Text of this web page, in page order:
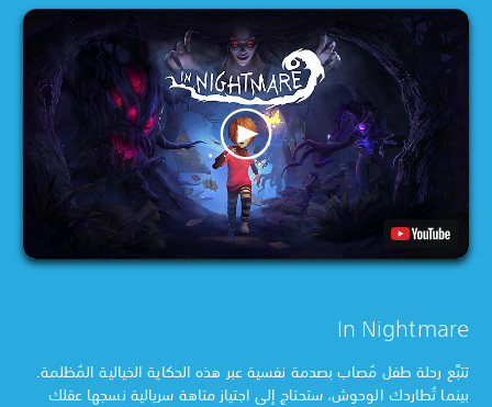
In Nightmare
تتبَّع رحلة طفل مُصاب بصدمة نفسية عبر هذه الحكاية الخيالية المُظلمة.
بينما تُطاردك الوحوش، ستحتاج إلى اجتياز متاهة سريالية نسجها عقلك